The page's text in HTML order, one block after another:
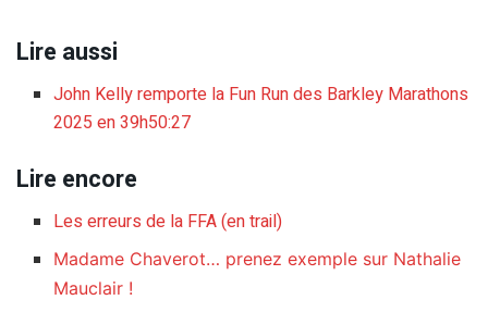
Lire aussi
John Kelly remporte la Fun Run des Barkley Marathons
2025 en 39h50:27
Lire encore
Les erreurs de la FFA (en trail)
Madame Chaverot… prenez exemple sur Nathalie
Mauclair !